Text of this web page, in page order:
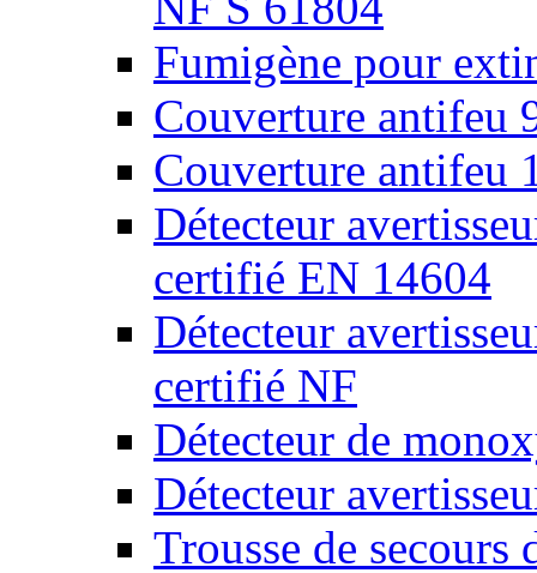
Fumigène pour
Couverture antifeu
Couverture antifeu
Détecteur
certifié EN 14604
Détecteur
certifié NF
Détecteur de
Détecteur
Trousse de secours